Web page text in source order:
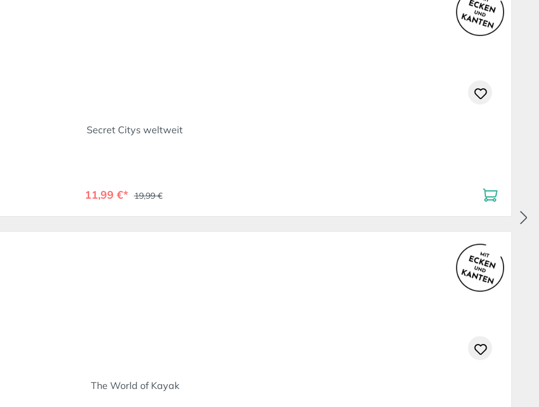
Secret Citys weltweit
11,99 €* 19,99 €
The World of Kayak